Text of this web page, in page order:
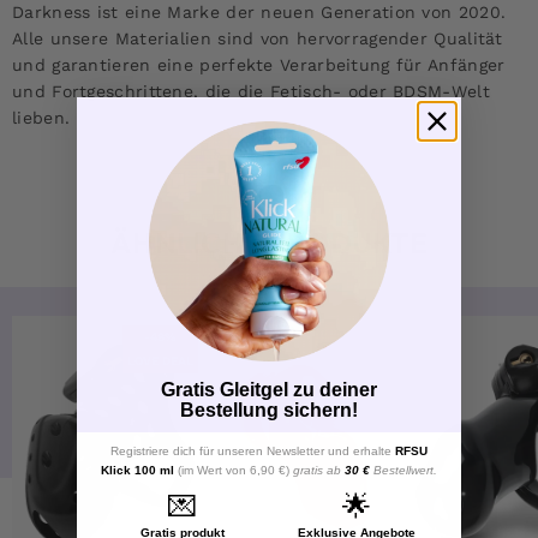
Darkness ist eine Marke der neuen Generation von 2020.
Alle unsere Materialien sind von hervorragender Qualität
und garantieren eine perfekte Verarbeitung für Anfänger
und Fortgeschrittene, die die Fetisch- oder BDSM-Welt
lieben.
ÄHNLICHE PRODUKTE
Gratis Gleitgel zu deiner
Bestellung sichern!
Registriere dich für unseren Newsletter und erhalte RFSU
Klick 100 ml (im Wert von 6,90 €) gratis ab 30 € Bestellwert.
💌
Gratis produkt
🌟
Exklusive Angebote